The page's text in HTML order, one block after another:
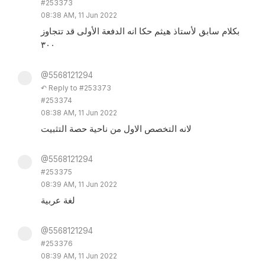
#253373
08:38 AM, 11 Jun 2022
بكلام سابق لأستاذ هيثم حكا انه الدفعة الأولى قد تتجاوز
٣٠٠
@5568121294
↶ Reply to #253373
#253374
08:38 AM, 11 Jun 2022
لانه التخصص الاول من ناحية حصة التثبيت
@5568121294
#253375
08:39 AM, 11 Jun 2022
لغة عربية
@5568121294
#253376
08:39 AM, 11 Jun 2022